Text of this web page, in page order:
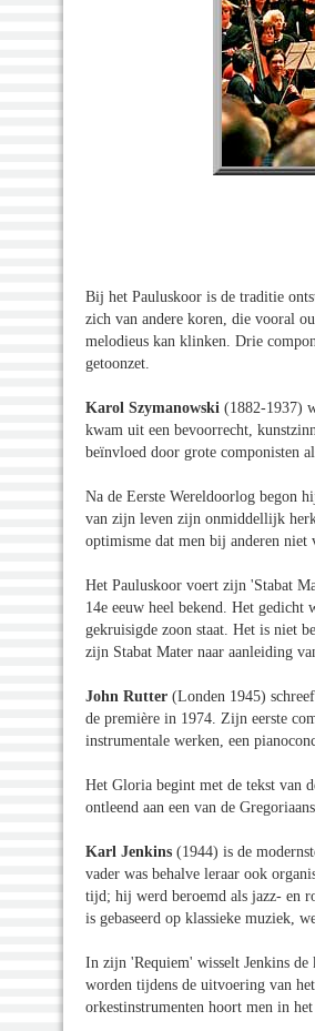
Bij het Pauluskoor is de traditie
zich van andere koren, die vooral
melodieus kan klinken. Drie
getoonzet.
Karol Szymanowski (1882-1937)
kwam uit een bevoorrecht,
beïnvloed door grote componisten
Na de Eerste Wereldoorlog begon
van zijn leven zijn onmiddellijk
optimisme dat men bij anderen niet
Het Pauluskoor voert zijn 'Stabat
14e eeuw heel bekend. Het
gekruisigde zoon staat. Het is niet
zijn Stabat Mater naar aanleiding
John Rutter (Londen 1945)
de première in 1974. Zijn eerste
instrumentale werken, een
Het Gloria begint met de tekst van
ontleend aan een van de
Karl Jenkins (1944) is de
vader was behalve leraar ook
tijd; hij werd beroemd als jazz- en
is gebaseerd op klassieke muziek,
In zijn 'Requiem' wisselt Jenkins de
worden tijdens de uitvoering van
orkestinstrumenten hoort men in